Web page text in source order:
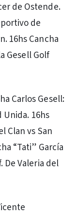
de Ostende.
de
16hs Cancha
Gesell Golf
Carlos Gesell:
16hs
Clan vs San
“Tati” García
De Valeria del